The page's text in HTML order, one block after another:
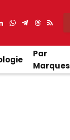
WhatsApp
Partager
Telegram
Threads
RSS
Par
Marques